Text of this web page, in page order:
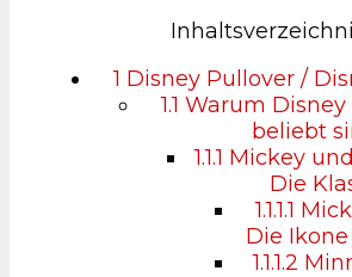
1 Disney Pullover /
1.1 Warum Disney
beliebt
1.1.1 Mickey
Die
1.1.1.1
Die
1.1.1.2